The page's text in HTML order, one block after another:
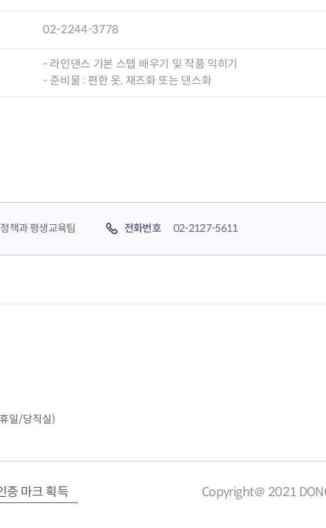
02-2244-3778
- 라인댄스 기본 스텝 배우기 및 작품 익히기
- 준비물 : 편한 옷, 재즈화 또는 댄스화
책과 평생교육팀 전화번호 02-2127-5611
일/당직실)
증 마크 획득 Copyright＠ 2021